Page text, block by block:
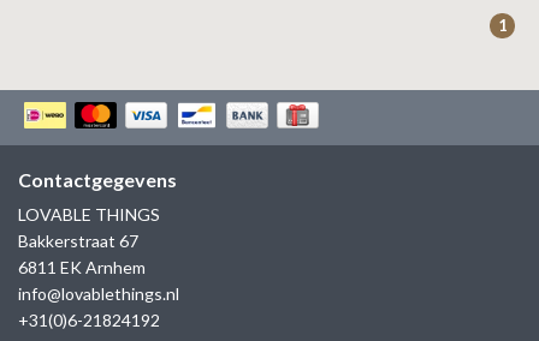
KAPTEN & SON
1
Contactgegevens
LOVABLE THINGS
Bakkerstraat 67
6811 EK Arnhem
info@lovablethings.nl
+31(0)6-21824192